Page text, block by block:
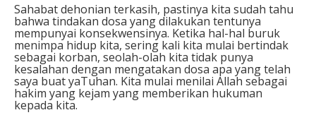
Sahabat dehonian terkasih, pastinya kita sudah tahu
bahwa tindakan dosa yang dilakukan tentunya
mempunyai konsekwensinya. Ketika hal-hal buruk
menimpa hidup kita, sering kali kita mulai bertindak
sebagai korban, seolah-olah kita tidak punya
kesalahan dengan mengatakan dosa apa yang telah
saya buat yaTuhan. Kita mulai menilai Allah sebagai
hakim yang kejam yang memberikan hukuman
kepada kita.